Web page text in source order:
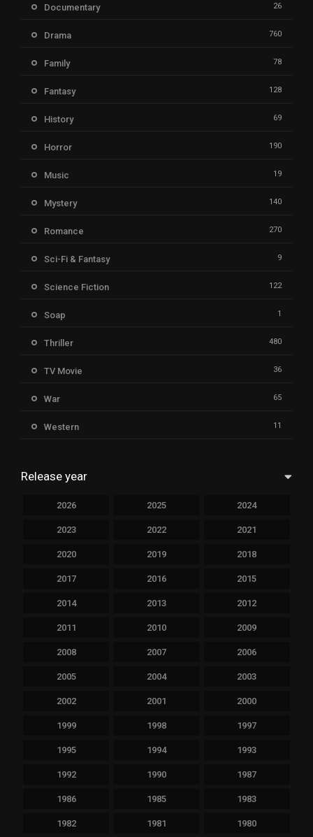
Documentary 26
Drama 760
Family 78
Fantasy 128
History 69
Horror 190
Music 19
Mystery 140
Romance 270
Sci-Fi & Fantasy 9
Science Fiction 122
Soap 1
Thriller 480
TV Movie 36
War 65
Western 11
Release year
2026 2025 2024
2023 2022 2021
2020 2019 2018
2017 2016 2015
2014 2013 2012
2011 2010 2009
2008 2007 2006
2005 2004 2003
2002 2001 2000
1999 1998 1997
1995 1994 1993
1992 1990 1987
1986 1985 1983
1982 1981 1980